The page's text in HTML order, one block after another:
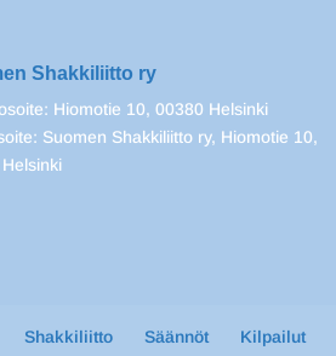
Shakkiliitto ry
Hiomotie 10, 00380 Helsinki
Suomen Shakkiliitto ry, Hiomotie 10,
Shakkiliitto Säännöt Kilpailut